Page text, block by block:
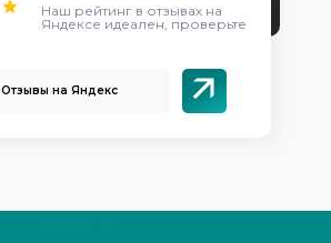
Отзывы на Яндекс
Наш рейтинг в отзывах на
Яндексе идеален, проверьте